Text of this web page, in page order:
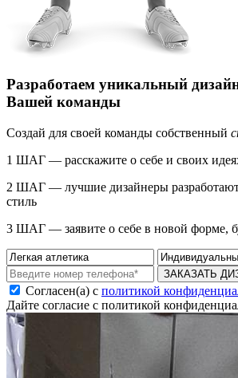
Разработаем уникальный
Вашей команды
Создай для своей команды собственный
1 ШАГ — расскажите о себе и своих
2 ШАГ — лучшие дизайнеры
стиль
3 ШАГ — заявите о себе в новой форме,
ЗАКАЗАТЬ
Согласен(а) с политикой
Дайте согласие с политикой